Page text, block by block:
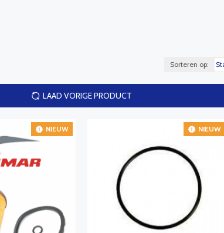
Sorteren op:
LAAD VORIGE PRODUCT
NIEUW NIEUW